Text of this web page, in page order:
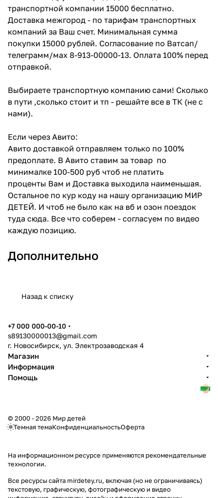
транспортной компании 15000 бесплатно.
Доставка межгород - по тарифам транспортных
компаний за Ваш счет. Минимальная сумма
покупки 15000 рублей. Согласование по Ватсап/
телеграмм/мах 8-913-00000-13. Оплата 100% перед
отправкой.
Выбираете транспортную компанию сами! Сколько
в пути ,сколько стоит и тп - решайте все в ТК (не с
нами).
Если через Авито:
Авито доставкой отправляем только по 100%
предоплате. В Авито ставим за товар по
минималке 100-500 руб чтоб не платить
проценты Вам и Доставка выходила наименьшая.
Остальное по кур коду на нашу организацию МИР
ДЕТЕЙ. И чтоб не было как на вб и озон поездок
туда сюда. Все что соберем - согласуем по видео
каждую позицию.
Дополнительно
Назад к списку
+7 000 000-00-10
s89130000013@gmail.com
г. Новосибирск, ул. Электрозаводская 4
Магазин
Информация
Помощь
© 2000 - 2026 Мир детей
Темная темаКонфиденциальностьОферта
На информационном ресурсе применяются рекомендательные
технологии.
Все ресурсы сайта mirdetey.ru, включая (но не ограничиваясь)
текстовую, графическую, фотографическую и видео